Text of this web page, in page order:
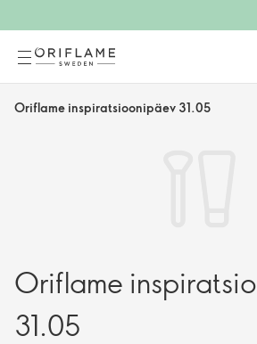
Oriflame inspiratsioonipäev 31.05
Oriflame
31.05